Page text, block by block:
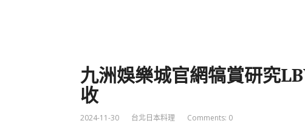
九洲娛樂城官網犒賞研究
收
2024-11-30 台北日本料理 Comments: 0